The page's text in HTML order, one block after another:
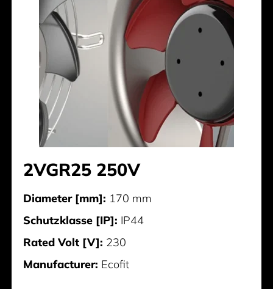
2VGR25 250V
Diameter [mm]: 170 mm
Schutzklasse [IP]: IP44
Rated Volt [V]: 230
Manufacturer: Ecofit